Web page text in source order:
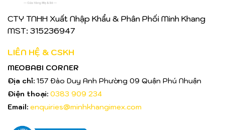
CTY TNHH Xuất Nhập Khẩu & Phân Phối Minh Khang
MST: 315236947
LIÊN HỆ & CSKH
MEOBABI CORNER
Địa chỉ: 157 Đào Duy Anh Phường 09 Quận Phú Nhuận
Điện thoại: 0383 909 234
Email: enquiries@minhkhangimex.com